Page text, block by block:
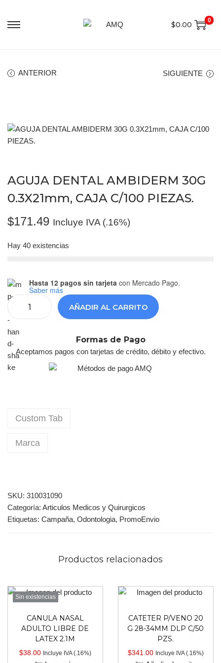
$0.00
0
ANTERIOR SIGUIENTE
AGUJA DENTAL AMBIDERM 30G
0.3X21mm, CAJA C/100 PIEZAS.
$171.49 Incluye IVA (.16%)
Hay 40 existencias
Hasta 12 pagos sin tarjetacon Mercado Pago.
Saber más
AÑADIR AL CARRITO
Formas de Pago
Aceptamos pagos con tarjetas de crédito, débito y efectivo.
Custom Tab
Marca
SKU: 310031090
Categoría: Articulos Medicos y Quirurgicos
Etiquetas: Campaña, Odontologia, PromoEnvio
Productos relacionados
Sin existencias
CANULA NASAL
ADULTO LIBRE DE
LATEX 2.1M
$38.00 Incluye IVA (.16%)
CATETER P/VENO 20
G 28-34MM DLP C/50
PZS.
$341.00 Incluye IVA (.16%)